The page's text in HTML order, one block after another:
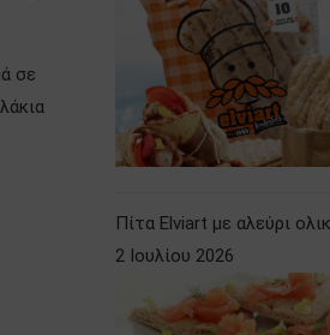
σε
Πίτα Elviart με αλεύρι
2 Ιουλίου 2026